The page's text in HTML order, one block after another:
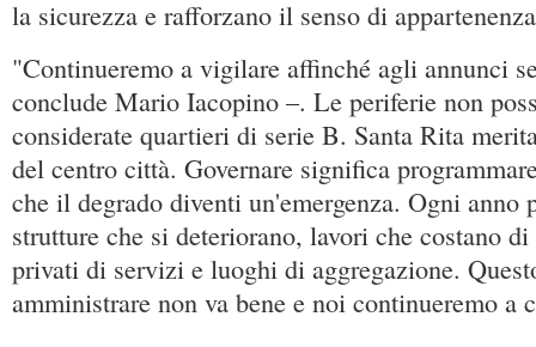
la sicurezza e rafforzano il senso di
"Continueremo a vigilare affinché agli annunci
conclude Mario Iacopino –. Le periferie non
considerate quartieri di serie B. Santa Rita
del centro città. Governare significa
che il degrado diventi un'emergenza. Ogni anno
strutture che si deteriorano, lavori che costano
privati di servizi e luoghi di aggregazione.
amministrare non va bene e noi continueremo a